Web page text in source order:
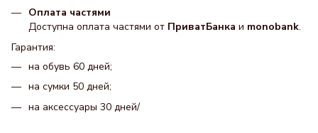
Оплата частями
Доступна оплата частями от ПриватБанка и monobank.
Гарантия:
на обувь 60 дней;
на сумки 50 дней;
на аксессуары 30 днeй/